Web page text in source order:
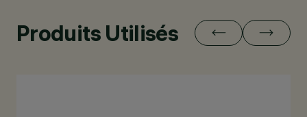
Produits Utilisés